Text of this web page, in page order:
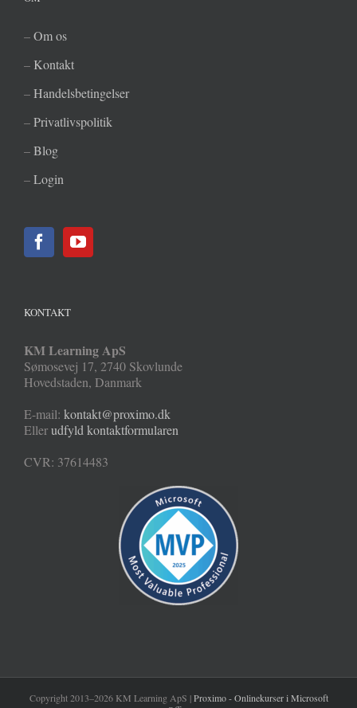
–Om os
– Kontakt
–Handelsbetingelser
–Privatlivspolitik
–Blog
–Login
KONTAKT
KM Learning ApS
Sømosevej 17, 2740 Skovlunde
Hovedstaden, Danmark
E-mail: kontakt@proximo.dk
Ellerudfyld kontaktformularen
CVR: 37614483
Copyright 2013–2026 KM Learning ApS |Proximo - Onlinekurser i Microsoft